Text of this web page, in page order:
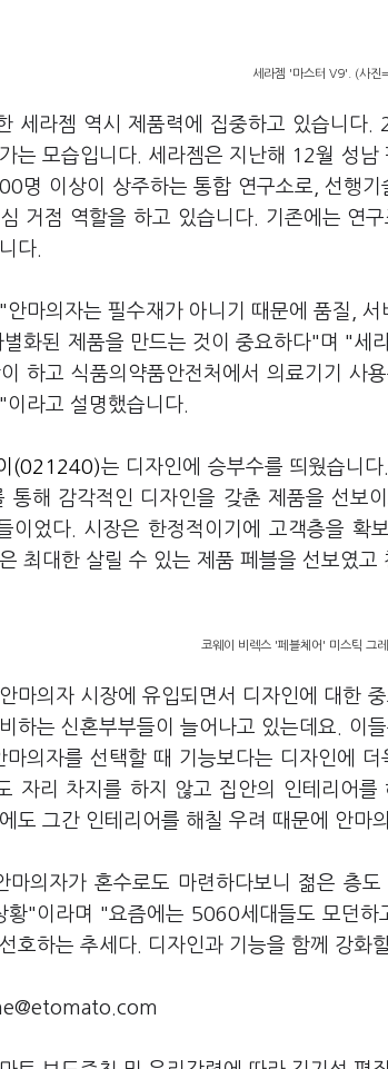
세라젬 '마스터 V9'. (사진
세라젬 역시 제품력에 집중하고 있습니다
는 모습입니다. 세라젬은 지난해 12월 성
명 이상이 상주하는 통합 연구소로, 선행
거점 역할을 하고 있습니다. 기존에는 연
다.
안마의자는 필수재가 아니기 때문에 품질,
화된 제품을 만드는 것이 중요하다"며 "세
하고 식품의약품안전처에서 의료기기 사
라고 설명했습니다.
(021240)는 디자인에 승부수를 띄웠습니
통해 감각적인 디자인을 갖춘 제품을 선보
이었다. 시장은 한정적이기에 고객층을 확
최대한 살릴 수 있는 제품 페블을 선보였
코웨이 비렉스 '페블체어' 미스틱 그
마의자 시장에 유입되면서 디자인에 대한
하는 신혼부부들이 늘어나고 있는데요. 이
마의자를 선택할 때 기능보다는 디자인에
자리 차지를 하지 않고 집안의 인테리어
도 그간 인테리어를 해칠 우려 때문에 안마
마의자가 혼수로도 마련하다보니 젊은 층
황"이라며 "요즘에는 5060세대들도 모던
호하는 추세다. 디자인과 기능을 함께 강화